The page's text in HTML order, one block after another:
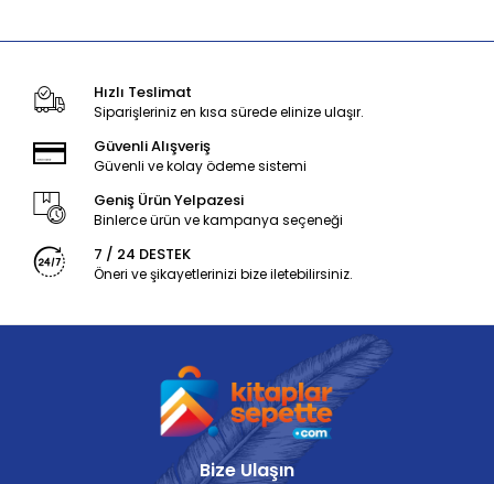
Hızlı Teslimat
Siparişleriniz en kısa sürede elinize ulaşır.
Güvenli Alışveriş
Güvenli ve kolay ödeme sistemi
Geniş Ürün Yelpazesi
Binlerce ürün ve kampanya seçeneği
7 / 24 DESTEK
Öneri ve şikayetlerinizi bize iletebilirsiniz.
Bize Ulaşın